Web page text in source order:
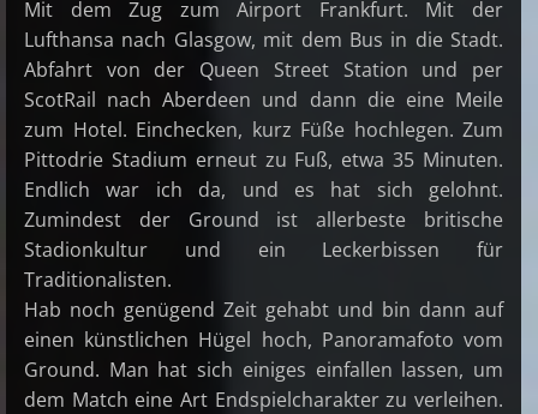
Mit dem Zug zum Airport Frankfurt. Mit der
Lufthansa nach Glasgow, mit dem Bus in die Stadt.
Abfahrt von der Queen Street Station und per
ScotRail nach Aberdeen und dann die eine Meile
zum Hotel. Einchecken, kurz Füße hochlegen. Zum
Pittodrie Stadium erneut zu Fuß, etwa 35 Minuten.
Endlich war ich da, und es hat sich gelohnt.
Zumindest der Ground ist allerbeste britische
Stadionkultur und ein Leckerbissen für
Traditionalisten.
Hab noch genügend Zeit gehabt und bin dann auf
einen künstlichen Hügel hoch, Panoramafoto vom
Ground. Man hat sich einiges einfallen lassen, um
dem Match eine Art Endspielcharakter zu verleihen.